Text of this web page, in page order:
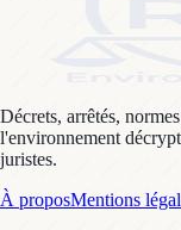
Décrets, arrêtés,
l'environnement
juristes.
À proposMentions